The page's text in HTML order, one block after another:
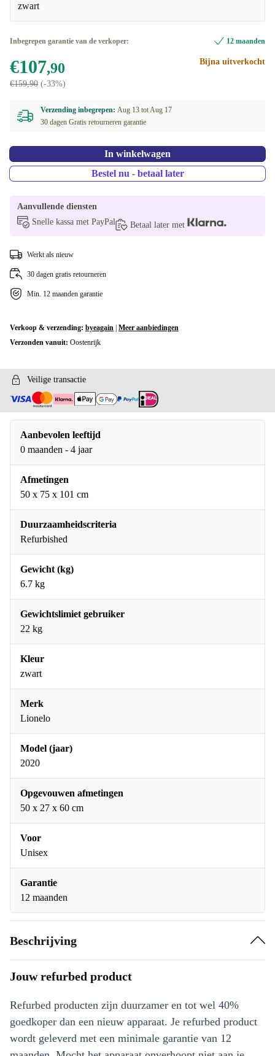
Heel goed
zwart
Inbegrepen garantie van de verkoper: 12 maanden
€107,90
€159,90 (-33%)
Bijna uitverkocht
Verzending inbegrepen: Aug 13 totAug 17
30 dagen Gratis retourneren garantie
In winkelwagen
Bestel nu - betaal later
Aanvullende diensten
Snelle kassa met PayPal
Betaal later met
Werkt als nieuw
30 dagen gratis retourneren
Min. 12 maanden garantie
Verkoop & verzending: byeagain Meer aanbiedingen
Verzonden vanuit: Oostenrijk
Veilige transactie
Aanbevolen leeftijd
0 maanden - 4 jaar
Afmetingen
50 x 75 x 101 cm
Duurzaamheidscriteria
Refurbished
Gewicht (kg)
6.7 kg
Gewichtslimiet gebruiker
22 kg
Kleur
zwart
Merk
Lionelo
Model (jaar)
2020
Opgevouwen afmetingen
50 x 27 x 60 cm
Voor
Unisex
Garantie
12 maanden
Beschrijving
Jouw refurbed product
Refurbed producten zijn duurzamer en tot wel 40%
goedkoper dan een nieuw apparaat. Je refurbed product
wordt geleverd met een minimale garantie van 12